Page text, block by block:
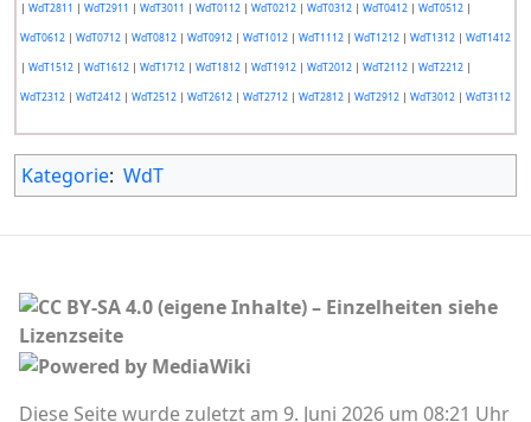
| WdT2811 | WdT2911 | WdT3011 | WdT0112| WdT0212| WdT0312| WdT0412| WdT0512|
WdT0612| WdT0712| WdT0812| WdT0912| WdT1012| WdT1112| WdT1212| WdT1312| WdT1412
| WdT1512| WdT1612| WdT1712| WdT1812| WdT1912| WdT2012| WdT2112| WdT2212|
WdT2312| WdT2412| WdT2512| WdT2612| WdT2712| WdT2812| WdT2912| WdT3012| WdT3112
Kategorie: WdT
Diese Seite wurde zuletzt am 9. Juni 2026 um 08:21 Uhr